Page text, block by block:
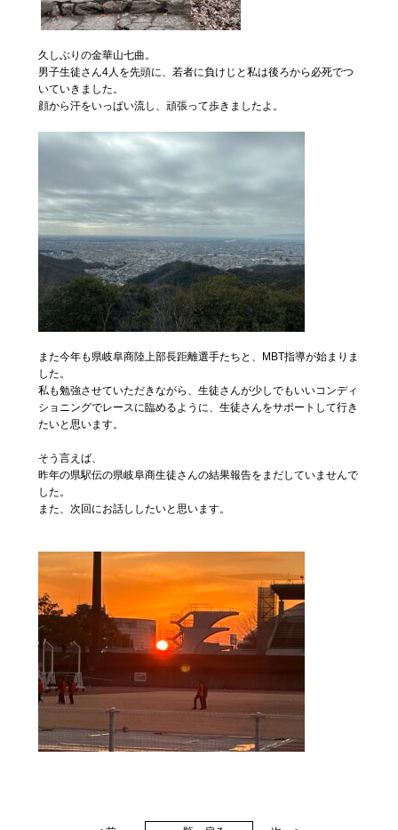
久しぶりの金華山七曲。
男子生徒さん4人を先頭に、若者に負けじと私は後ろから必死でつ
いていきました。
顔から汗をいっぱい流し、頑張って歩きましたよ。
また今年も県岐阜商陸上部長距離選手たちと、MBT指導が始まりま
した。
私も勉強させていただきながら、生徒さんが少しでもいいコンディ
ショニングでレースに臨めるように、生徒さんをサポートして行き
たいと思います。
そう言えば、
昨年の県駅伝の県岐阜商生徒さんの結果報告をまだしていませんで
した。
また、次回にお話ししたいと思います。